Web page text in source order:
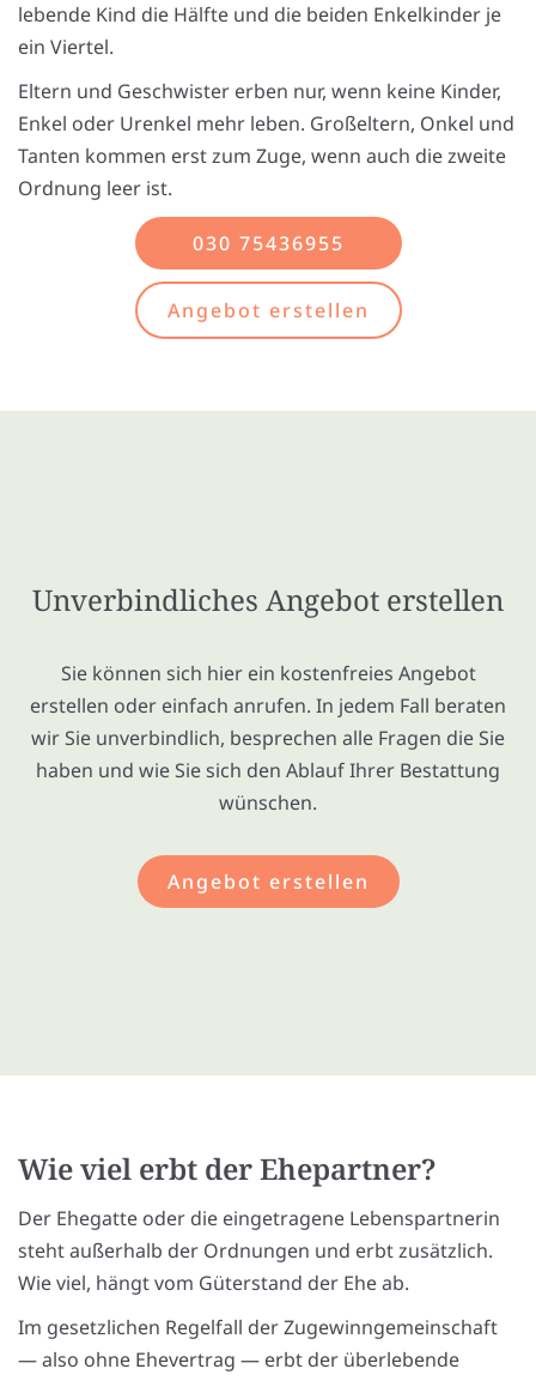
lebende Kind die Hälfte und die beiden Enkelkinder je
ein Viertel.
Eltern und Geschwister erben nur, wenn keine Kinder,
Enkel oder Urenkel mehr leben. Großeltern, Onkel und
Tanten kommen erst zum Zuge, wenn auch die zweite
Ordnung leer ist.
030 75436955
Angebot erstellen
Unverbindliches Angebot erstellen
Sie können sich hier ein kostenfreies Angebot
erstellen oder einfach anrufen. In jedem Fall beraten
wir Sie unverbindlich, besprechen alle Fragen die Sie
haben und wie Sie sich den Ablauf Ihrer Bestattung
wünschen.
Angebot erstellen
Wie viel erbt der Ehepartner?
Der Ehegatte oder die eingetragene Lebenspartnerin
steht außerhalb der Ordnungen und erbt zusätzlich.
Wie viel, hängt vom Güterstand der Ehe ab.
Im gesetzlichen Regelfall der Zugewinngemeinschaft
— also ohne Ehevertrag — erbt der überlebende